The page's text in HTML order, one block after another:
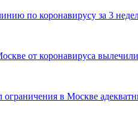
по коронавирусу за 3
от коронавируса
ограничения в Москве